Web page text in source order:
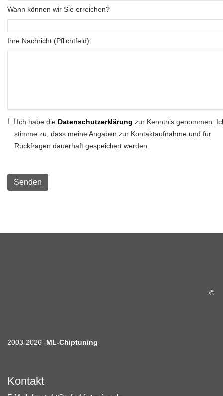
Wann können wir Sie erreichen?
Ihre Nachricht (Pflichtfeld):
Ich habe die Datenschutzerklärung zur Kenntnis genommen.
stimme zu, dass meine Angaben zur Kontaktaufnahme und für
Rückfragen dauerhaft gespeichert werden.
©
2003-2026 -ML-Chiptuning
Kontakt